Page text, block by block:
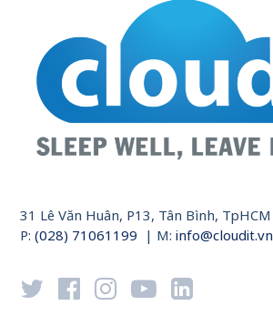
31 Lê Văn Huân, P13, Tân Bình, TpHCM
P:(028) 71061199 | M:info@cloudit.vn